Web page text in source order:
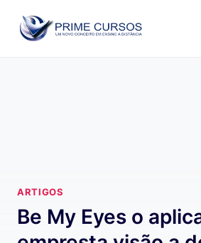
para
ARTIGOS
Be My Eyes o